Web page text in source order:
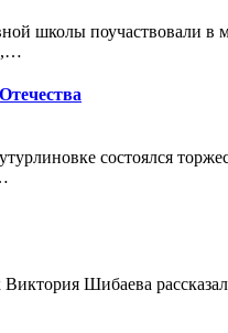
школы поучаствовали
состоялся
Виктория Шибаева